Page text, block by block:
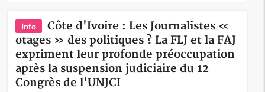
Info
Côte d'Ivoire : Les Journalistes «
otages » des politiques ? La FLJ et la FAJ
expriment leur profonde préoccupation
après la suspension judiciaire du 12
Congrès de l'UNJCI